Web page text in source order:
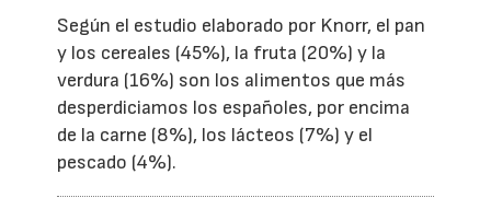
Según el estudio elaborado por Knorr, el pan
y los cereales (45%), la fruta (20%) y la
verdura (16%) son los alimentos que más
desperdiciamos los españoles, por encima
de la carne (8%), los lácteos (7%) y el
pescado (4%).